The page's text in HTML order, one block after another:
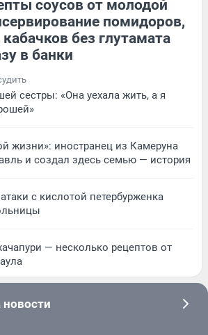
соусов от молодой
помидоров,
без глутамата
в банки
сестры: «Она уехала жить, а я
жизни»: иностранец из Камеруна
и создал здесь семью — история
с кислотой петербурженка
— несколько рецептов от
новости